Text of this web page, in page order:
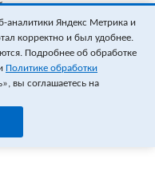
производителя.
офертой (ст.435 ГК РФ).
у менеджера.
Яндекс Метрика и
корректно и был удобнее.
Подробнее об обработке
Политике обработки
вы соглашаетесь на